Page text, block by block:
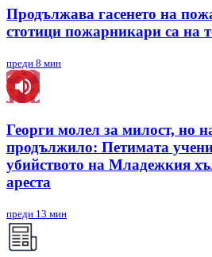
Продължава гасенето на
стотици пожарникари са на
преди 8 мин
Георги молел за милост, но
продължило: Петимата
убийството на Младежкия
ареста
преди 13 мин